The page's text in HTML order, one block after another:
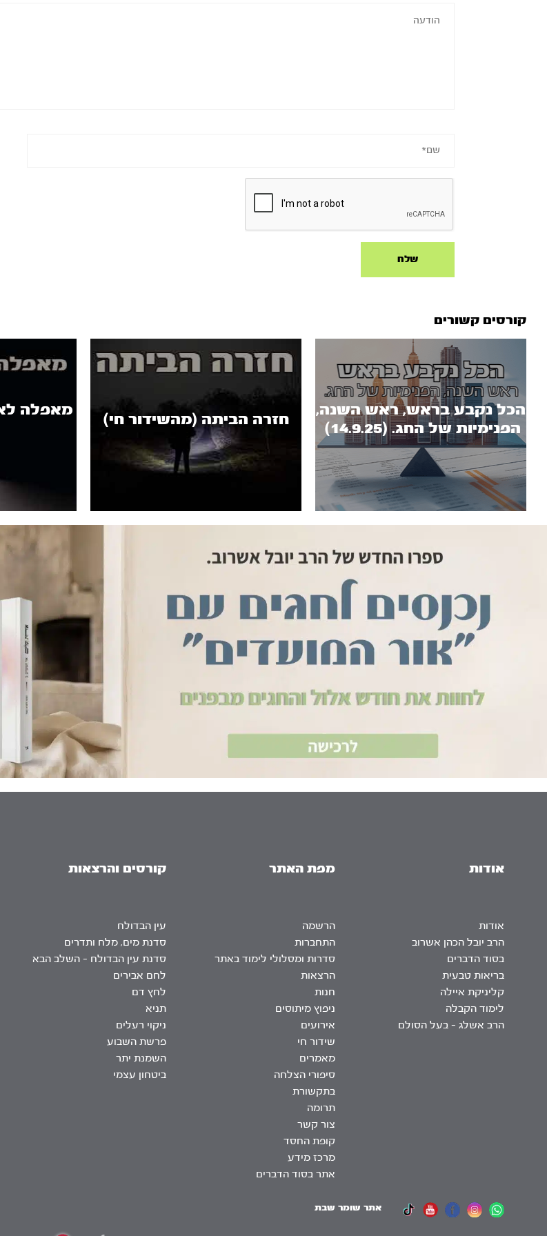
קורסים קשורים
הכל נקבע בראש, ראש השנה,
הפנימיות של החג. (14.9.25)
חזרה הביתה (מהשידור חי)
מאפלה
אודות
אודות
הרב יובל הכהן אשרוב
בסוד הדברים
בריאות טבעית
קליניקת איילה
לימוד הקבלה
הרב אשלג – בעל הסולם
מפת האתר
הרשמה
התחברות
סדרות ומסלולי לימוד באתר
הרצאות
חנות
ניפוץ מיתוסים
אירועים
שידור חי
מאמרים
סיפורי הצלחה
בתקשורת
תרומה
צור קשר
קופת החסד
מרכז מידע
אתר בסוד הדברים
קורסים והרצאות
עין הבדולח
סדנת מים, מלח ותדרים
סדנת עין הבדולח – השלב הבא
לחם אבירים
לחץ דם
תניא
ניקוי רעלים
פרשת השבוע
השמנת יתר
ביטחון עצמי
אתר שומר שבת